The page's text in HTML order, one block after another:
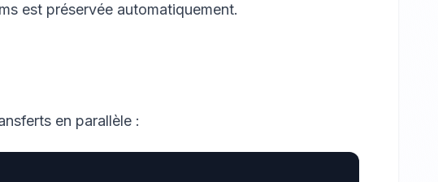
est préservée automatiquement.
en parallèle :